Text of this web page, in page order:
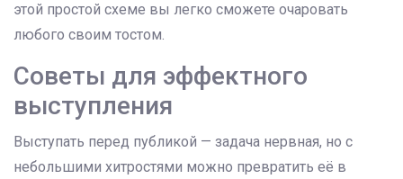
этой простой схеме вы легко сможете очаровать
любого своим тостом.
Советы для эффектного
выступления
Выступать перед публикой — задача нервная, но с
небольшими хитростями можно превратить её в